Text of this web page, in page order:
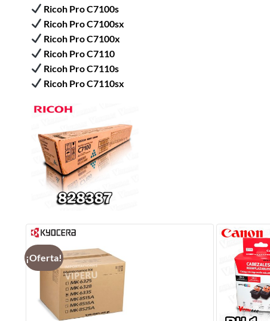
Ricoh Pro C7100s
Ricoh Pro C7100sx
Ricoh Pro C7100x
Ricoh Pro C7110
Ricoh Pro C7110s
Ricoh Pro C7110sx
¡Oferta!